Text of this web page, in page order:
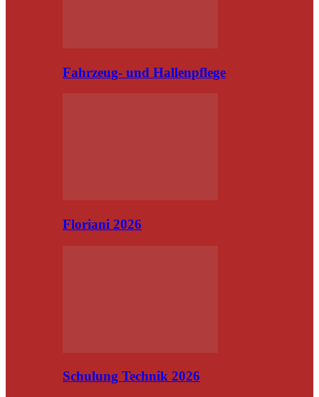
Fahrzeug- und Hallenpflege
Floriani 2026
Schulung Technik 2026